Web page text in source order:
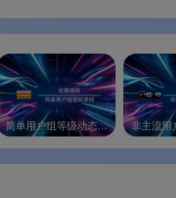
简单用户组等级动态图标素材